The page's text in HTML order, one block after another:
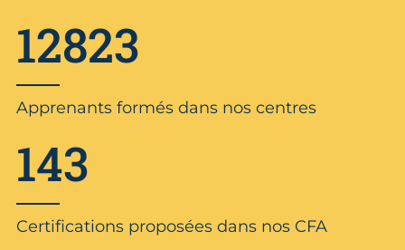
12823
Apprenants formés dans nos centres
143
Certifications proposées dans nos CFA